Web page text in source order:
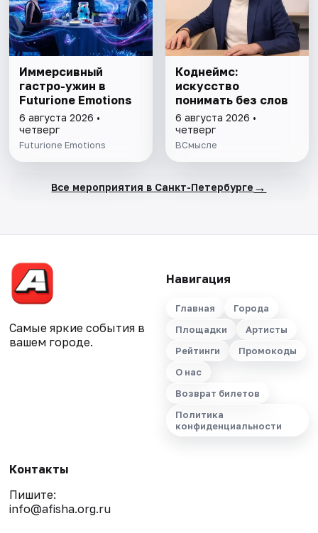
Иммерсивный
гастро-ужин в
Futurione Emotions
6 августа 2026 •
четверг
Futurione Emotions
Коднеймс:
искусство
понимать без слов
6 августа 2026 •
четверг
ВСмысле
Все мероприятия в Санкт-Петербурге →
Самые яркие события в
вашем городе.
Навигация
Главная
Города
Площадки
Артисты
Рейтинги
Промокоды
О нас
Возврат билетов
Политика
конфиденциальности
Контакты
Пишите:
info@afisha.org.ru